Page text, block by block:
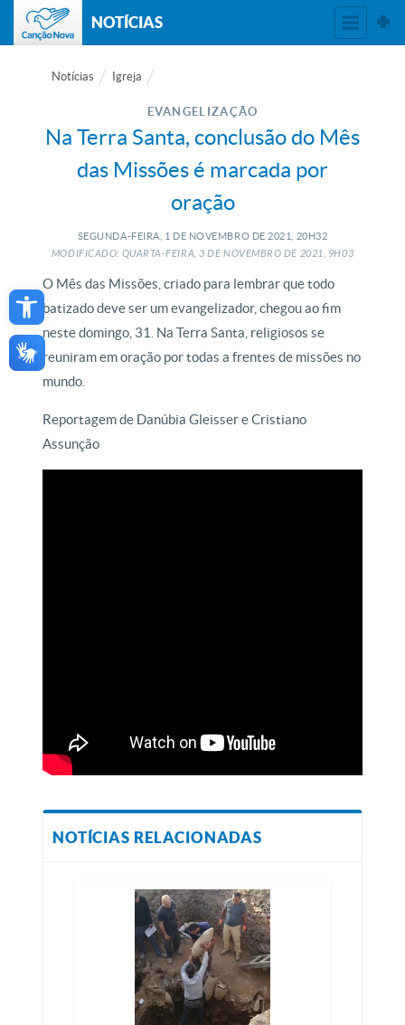
Open toolbar
NOTÍCIAS
Notícias Igreja
EVANGELIZAÇÃO
Na Terra Santa, conclusão do Mês
das Missões é marcada por
oração
SEGUNDA-FEIRA, 1 DE NOVEMBRO DE 2021, 20H32
MODIFICADO: QUARTA-FEIRA, 3 DE NOVEMBRO DE 2021, 9H03
O Mês das Missões, criado para lembrar que todo
batizado deve ser um evangelizador, chegou ao fim
neste domingo, 31. Na Terra Santa, religiosos se
reuniram em oração por todas a frentes de missões no
mundo.
Reportagem de Danúbia Gleisser e Cristiano
Assunção
NOTÍCIAS RELACIONADAS